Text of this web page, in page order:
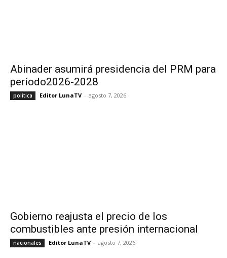
Abinader asumirá presidencia del PRM para
período2026-2028
política Editor LunaTV - agosto 7, 2026
Gobierno reajusta el precio de los
combustibles ante presión internacional
nacionales Editor LunaTV - agosto 7, 2026